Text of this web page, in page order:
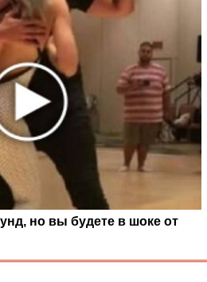
но вы будете в шоке от